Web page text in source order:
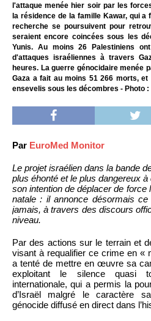
l'attaque menée hier soir par les
la résidence de la famille Kawar, qui
recherche se poursuivent pour
seraient encore coincées sous les
Yunis. Au moins 26 Palestiniens
d'attaques israéliennes à travers
heures. La guerre génocidaire menée
Gaza a fait au moins 51 266 morts,
ensevelis sous les décombres - Photo
Par EuroMed Monitor
Le projet israélien dans la bande
plus éhonté et le plus dangereux
son intention de déplacer de force
natale : il annonce désormais
jamais, à travers des discours
niveau.
Par des actions sur le terrain et
visant à requalifier ce crime en «
a tenté de mettre en œuvre sa
exploitant le silence quasi
internationale, qui a permis la
d’Israël malgré le caractère
génocide diffusé en direct dans